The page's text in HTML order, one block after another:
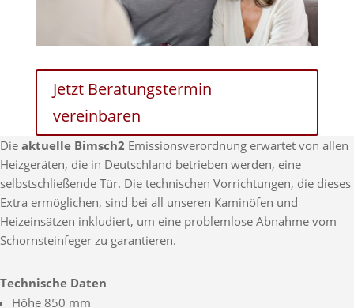
Jetzt Beratungstermin
vereinbaren
Die aktuelle Bimsch2 Emissionsverordnung erwartet von allen
Heizgeräten, die in Deutschland betrieben werden, eine
selbstschließende Tür. Die technischen Vorrichtungen, die dieses
Extra ermöglichen, sind bei all unseren Kaminöfen und
Heizeinsätzen inkludiert, um eine problemlose Abnahme vom
Schornsteinfeger zu garantieren.
Technische Daten
Höhe 850 mm